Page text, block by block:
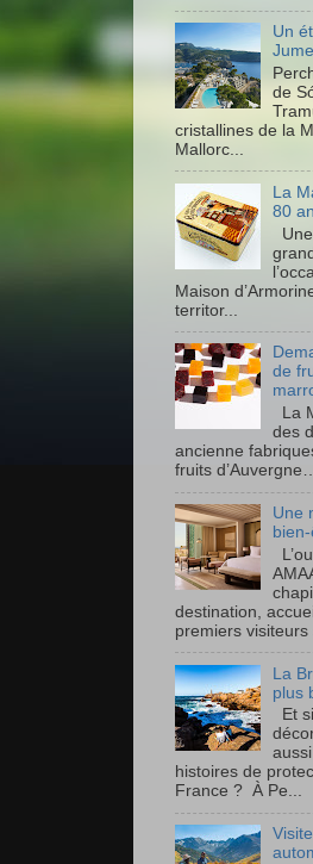
Un
de
cristallines de la
Mallorc...
La
80
Maison
territor...
de
La
des
ancienne
fruits
Une
destination,
premiers visiteurs
La
plus
Et
histoires de
France ? À Pe...